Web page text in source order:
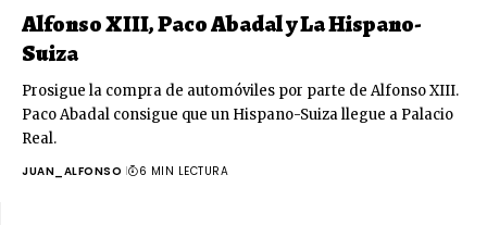
Alfonso XIII, Paco Abadal y La Hispano-
Suiza
Prosigue la compra de automóviles por parte de Alfonso XIII.
Paco Abadal consigue que un Hispano-Suiza llegue a Palacio
Real.
JUAN_ALFONSO 6 MIN LECTURA